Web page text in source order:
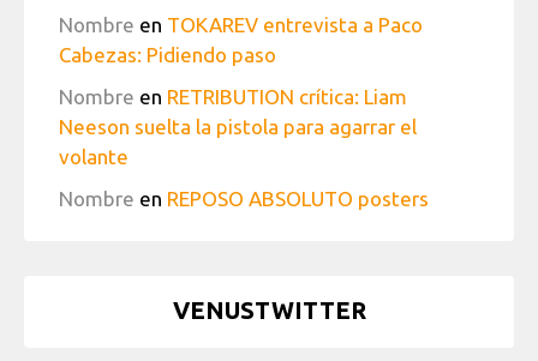
Nombre en TOKAREV entrevista a Paco
Cabezas: Pidiendo paso
Nombre en RETRIBUTION crítica: Liam
Neeson suelta la pistola para agarrar el
volante
Nombre en REPOSO ABSOLUTO posters
VENUSTWITTER